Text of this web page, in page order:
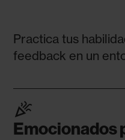
Practica tus
feedback en un
celebration
Emocionados